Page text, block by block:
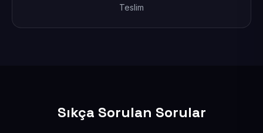
Teslim
Sıkça Sorulan Sorular